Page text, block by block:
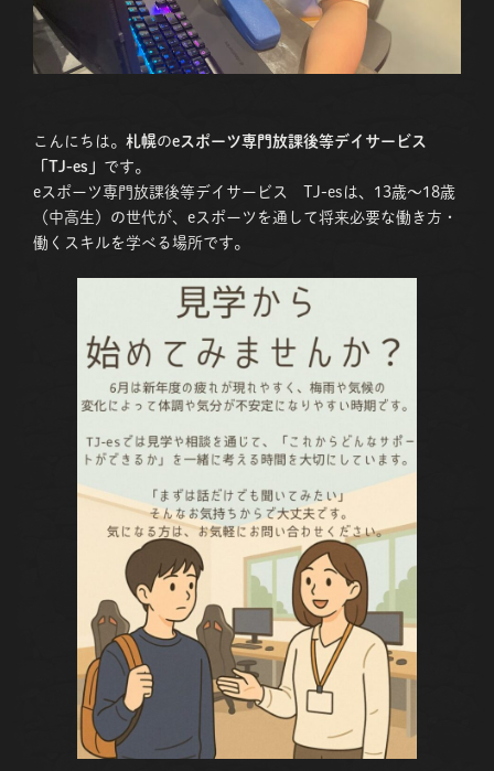
こんにちは。 札幌のeスポーツ専門放課後等デイサービス
「TJ-es」 です。
eスポーツ専門放課後等デイサービス TJ-esは、13歳〜18歳
（中高生）の世代が、eスポーツを通して将来必要な働き方・
働くスキルを学べる場所です。